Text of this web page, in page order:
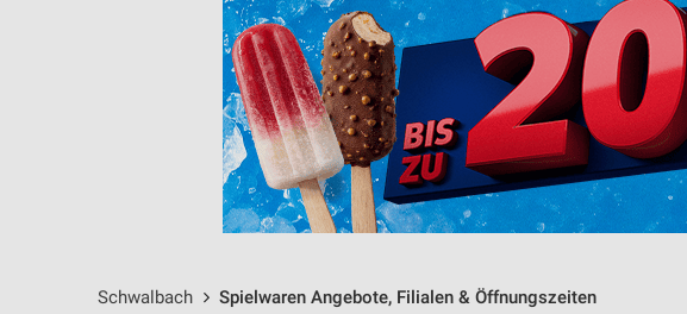
Schwalbach Spielwaren Angebote, Filialen & Öffnungszeiten